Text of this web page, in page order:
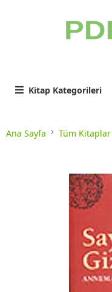
Kitap Kategorileri
Ana Sayfa Tüm Kitaplar